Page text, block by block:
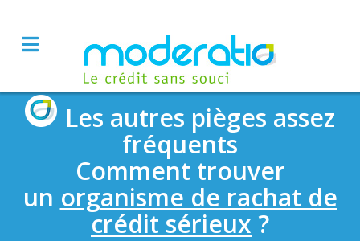
Les autres pièges assez
fréquents
Comment trouver
un organisme de rachat de
crédit sérieux ?